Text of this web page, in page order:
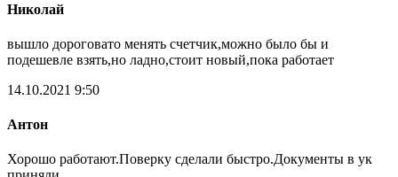
Николай
вышло дороговато менять счетчик,можно было бы и
подешевле взять,но ладно,стоит новый,пока работает
14.10.2021 9:50
Антон
Хорошо работают.Поверку сделали быстро.Документы в ук